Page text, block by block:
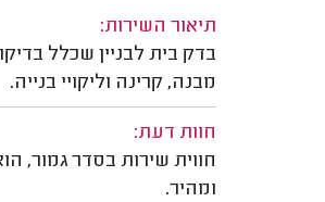
תיאור השירות:
בדק בית לבניין שכלל
מבנה, קרינה וליקויי בנייה.
חוות דעת:
חווית שירות בסדר גמור,
ומהיר.